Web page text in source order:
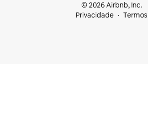
© 2026 Airbnb, Inc.
Privacidade
Termos